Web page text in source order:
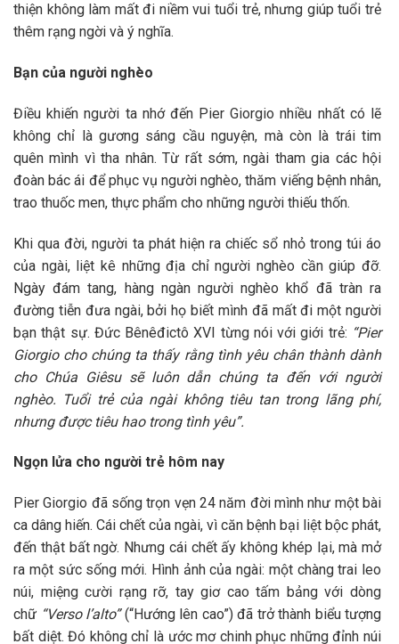
thiện không làm mất đi niềm vui tuổi trẻ, nhưng giúp tuổi trẻ
thêm rạng ngời và ý nghĩa.
Bạn của người nghèo
Điều khiến người ta nhớ đến Pier Giorgio nhiều nhất có lẽ
không chỉ là gương sáng cầu nguyện, mà còn là trái tim
quên mình vì tha nhân. Từ rất sớm, ngài tham gia các hội
đoàn bác ái để phục vụ người nghèo, thăm viếng bệnh nhân,
trao thuốc men, thực phẩm cho những người thiếu thốn.
Khi qua đời, người ta phát hiện ra chiếc sổ nhỏ trong túi áo
của ngài, liệt kê những địa chỉ người nghèo cần giúp đỡ.
Ngày đám tang, hàng ngàn người nghèo khổ đã tràn ra
đường tiễn đưa ngài, bởi họ biết mình đã mất đi một người
bạn thật sự. Đức Bênêđictô XVI từng nói với giới trẻ: “Pier
Giorgio cho chúng ta thấy rằng tình yêu chân thành dành
cho Chúa Giêsu sẽ luôn dẫn chúng ta đến với người
nghèo. Tuổi trẻ của ngài không tiêu tan trong lãng phí,
nhưng được tiêu hao trong tình yêu”.
Ngọn lửa cho người trẻ hôm nay
Pier Giorgio đã sống trọn vẹn 24 năm đời mình như một bài
ca dâng hiến. Cái chết của ngài, vì căn bệnh bại liệt bộc phát,
đến thật bất ngờ. Nhưng cái chết ấy không khép lại, mà mở
ra một sức sống mới. Hình ảnh của ngài: một chàng trai leo
núi, miệng cười rạng rỡ, tay giơ cao tấm bảng với dòng
chữ “Verso l’alto”(“Hướng lên cao”) đã trở thành biểu tượng
bất diệt. Đó không chỉ là ước mơ chinh phục những đỉnh núi